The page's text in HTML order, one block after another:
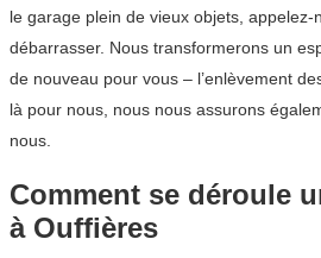
le garage plein de vieux objets, appelez-
débarrasser. Nous transformerons un
de nouveau pour vous – l’enlèvement
là pour nous, nous nous assurons
nous.
Comment se déroule
à Ouffières